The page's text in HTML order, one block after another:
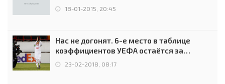
18-01-2015, 20:45
Нас не догонят. 6-е место в таблице
коэффициентов УЕФА остаётся за
Россией
23-02-2018, 08:17